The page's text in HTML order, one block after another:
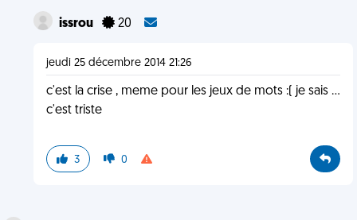
issrou 20
jeudi 25 décembre 2014 21:26
c'est la crise , meme pour les jeux de mots :( je sais ...
c'est triste
3 0